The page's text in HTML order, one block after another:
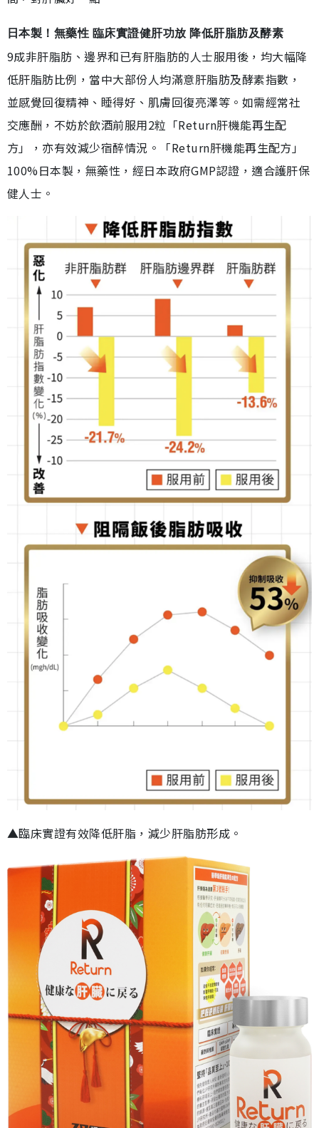
日本製！無藥性 臨床實證健肝功放 降低肝脂肪及酵素
9成非肝脂肪、邊界和已有肝脂肪的人士服用後，均大幅降
低肝脂肪比例，當中大部份人均滿意肝脂肪及酵素指數，
並感覺回復精神、睡得好、肌膚回復亮澤等。如需經常社
交應酬，不妨於飲酒前服用2粒「Return肝機能再生配
方」，亦有效減少宿醉情況。「Return肝機能再生配方」
100%日本製，無藥性，經日本政府GMP認證，適合護肝保
健人士。
▲臨床實證有效降低肝脂，減少肝脂肪形成。